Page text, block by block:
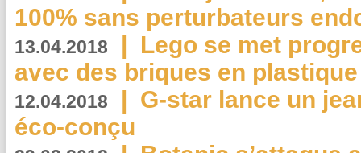
100% sans perturbateurs
13.04.2018 | Lego se met
avec des briques en
12.04.2018 | G-star lance un
éco-conçu